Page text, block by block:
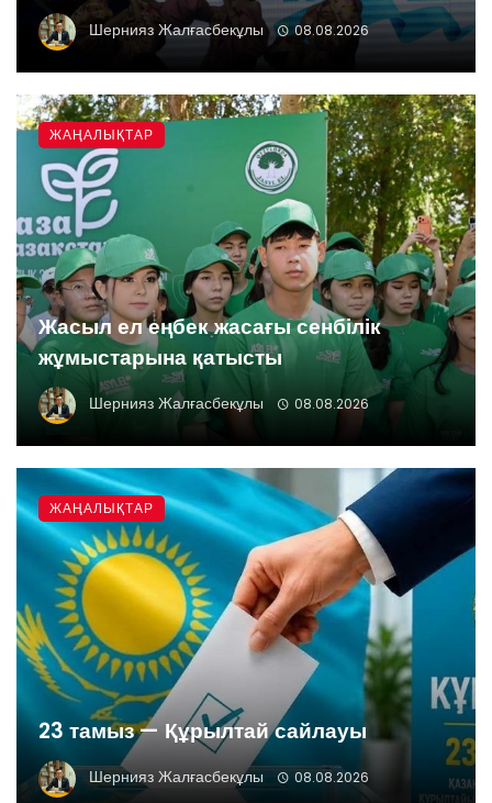
Шернияз Жалғасбекұлы 08.08.2026
Жасыл ел еңбек жасағы сенбілік
жұмыстарына қатысты
Шернияз Жалғасбекұлы 08.08.2026
ЖАҢАЛЫҚТАР
23 тамыз — Құрылтай сайлауы
Шернияз Жалғасбекұлы 08.08.2026
ЖАҢАЛЫҚТАР